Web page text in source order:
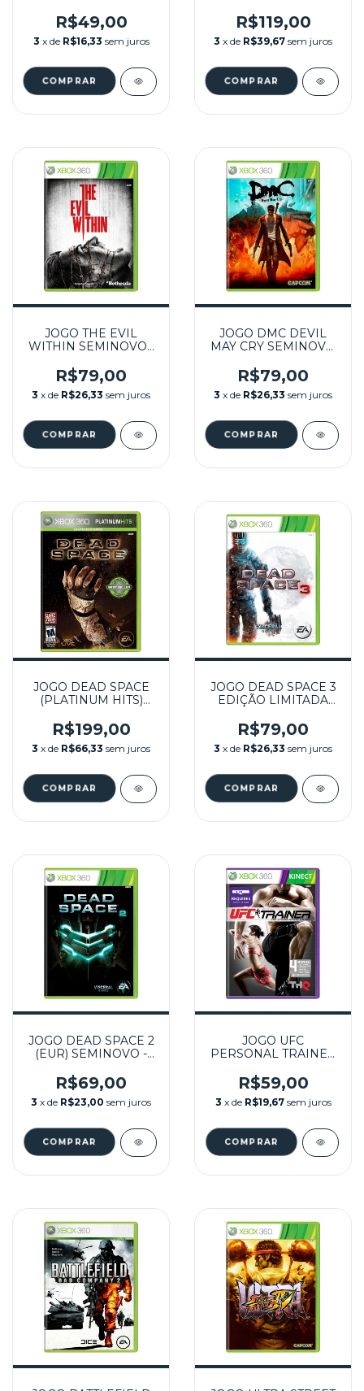
360
R$49,00
3 x de R$16,33 sem juros
360
R$119,00
3 x de R$39,67 sem juros
JOGO THE EVIL
WITHIN SEMINOVO -
R$79,00
3 x de R$26,33 sem juros
JOGO DMC DEVIL
MAY CRY SEMINOVO
R$79,00
3 x de R$26,33 sem juros
JOGO DEAD SPACE
(PLATINUM HITS)
360
R$199,00
3 x de R$66,33 sem juros
JOGO DEAD SPACE 3
EDIÇÃO LIMITADA
360
R$79,00
3 x de R$26,33 sem juros
JOGO DEAD SPACE 2
(EUR) SEMINOVO -
R$69,00
3 x de R$23,00 sem juros
JOGO UFC
PERSONAL TRAINER
360
R$59,00
3 x de R$19,67 sem juros